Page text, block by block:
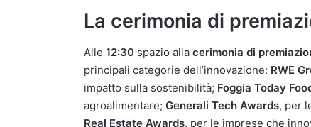
La cerimonia di
Alle 12:30 spazio alla cerimonia di
principali categorie dell’innovazione: RWE
impatto sulla sostenibilità; Foggia Today
agroalimentare; Generali Tech Awards, per
Real Estate Awards, per le imprese che